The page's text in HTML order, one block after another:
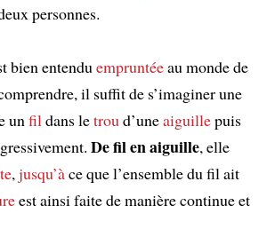
personnes.
bien entendu empruntéeau monde de
il suffit de s’imaginer une
un fil dans letrou d’uneaiguillepuis
De fil en aiguille, elle
, jusqu’àce que l’ensemble du fil ait
est ainsi faite de manière continue et